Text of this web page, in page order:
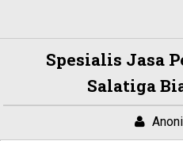
Spesialis Jasa
Salatiga